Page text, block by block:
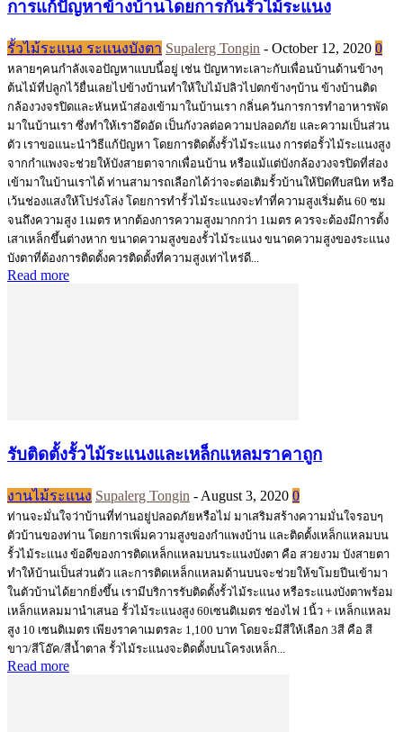
การแก้ปัญหาข้างบ้านโดยการกั้นรั้วไม้ระแนง
รั้วไม้ระแนง ระแนงบังตา Supalerg Tongin - October 12, 2020 0
หลายๆคนกำลังเจอปัญหาแบบนี้อยู่ เช่น ปัญหาทะเลาะกับเพื่อนบ้านด้านข้างๆ
ต้นไม้ที่ปลูกไว้ยื่นเลยไปข้างบ้านทำให้ใบไม้ปลิวไปตกข้างๆบ้าน ข้างบ้านติด
กล้องวงจรปิดและหันหน้าส่องเข้ามาในบ้านเรา กลิ่นควันการการทำอาหารพัด
มาในบ้านเรา ซึ่งทำให้เราอึดอัด เป็นกังวลต่อความปลอดภัย และความเป็นส่วน
ตัว เราขอแนะนำวิธีแก้ปัญหา โดยการติดตั้งรั้วไม้ระแนง การต่อรั้วไม้ระแนงสูง
จากกำแพงจะช่วยให้บังสายตาจากเพื่อนบ้าน หรือแม้แต่บังกล้องวงจรปิดที่ส่อง
เข้ามาในบ้านเราได้ ท่านสามารถเลือกได้ว่าจะต่อเติมรั้วบ้านให้ปิดทึบสนิท หรือ
เว้นช่องแสงให้โปร่งโล่ง โดยการทำรั้วไม้ระแนงจะทำที่ความสูงเริ่มต้น 60 ซม
จนถึงความสูง 1เมตร หากต้องการความสูงมากกว่า 1เมตร ควรจะต้องมีการตั้ง
เสาเหล็กขึ้นต่างหาก ขนาดความสูงของรั้วไม้ระแนง ขนาดความสูงของระแนง
บังตาที่ต้องการติดตั้งควรติดตั้งที่ความสูงเท่าไหร่ดี...
Read more
รับติดตั้งรั้วไม้ระแนงและเหล็กแหลมราคาถูก
งานไม้ระแนง Supalerg Tongin - August 3, 2020 0
ท่านจะมั่นใจว่าบ้านที่ท่านอยู่ปลอดภัยหรือไม่ มาเสริมสร้างความมั่นใจรอบๆ
ตัวบ้านของท่าน โดยการเพิ่มความสูงของกำแพงบ้าน และติดตั้งเหล็กแหลมบน
รั้วไม้ระแนง ข้อดีของการติดเหล็กแหลมบนระแนงบังตา คือ สวยงวม บังสายตา
ทำให้บ้านเป็นส่วนตัว และการติดเหล็กแหลมด้านบนจะช่วยให้ขโมยปีนเข้ามา
ในตัวบ้านได้ยากยิ่งขึ้น เรามีบริการรับติดตั้งรั้วไม้ระแนง หรือระแนงบังตาพร้อม
เหล็กแหลมมานำเสนอ รั้วไม้ระแนงสูง 60เซนติเมตร ช่องไฟ 1นิ้ว + เหล็กแหลม
สูง 10 เซนติเมตร เพียงราคาเมตรละ 1,100 บาท โดยจะมีสีให้เลือก 3สี คือ สี
ขาว/สีโอ๊ค/สีน้ำตาล รั้วไม้ระแนงจะติดตั้งบนโครงเหล็ก...
Read more